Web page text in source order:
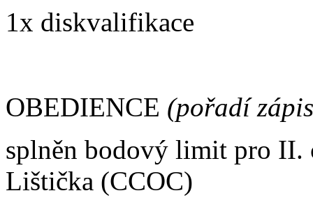
1x diskvalifikace
OBEDIENCE (pořadí
splněn bodový limit pro II.
Lištička (CCOC)